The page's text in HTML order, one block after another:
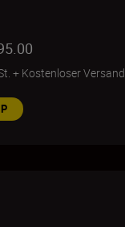
+ Kostenloser Versand